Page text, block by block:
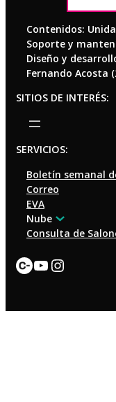
Contenidos:
Soporte y
Diseño y
Fernando Acosta
SITIOS DE INTERÉS:
SERVICIOS:
Boletín semanal
Correo
EVA
Nube
Consulta de
Enlace
YouTube
Instagram